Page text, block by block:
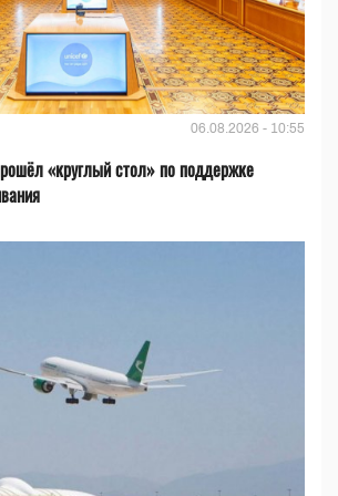
06.08.2026 - 10:55
«круглый стол» по поддержке